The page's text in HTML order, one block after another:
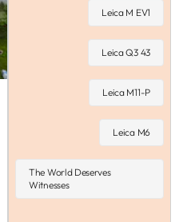
Leica M EV1
Leica Q3 43
Leica M11-P
Leica M6
The World Deserves
Witnesses